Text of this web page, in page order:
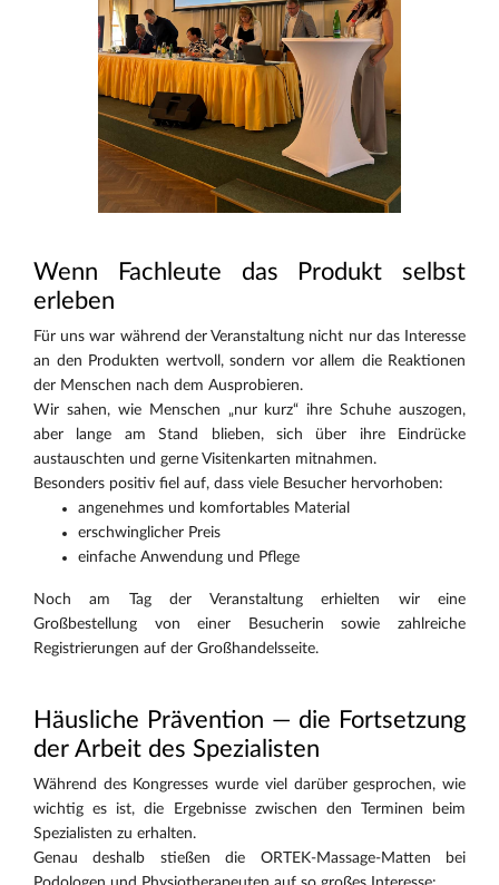
Wenn Fachleute das Produkt selbst
erleben
Für uns war während der Veranstaltung nicht nur das Interesse
an den Produkten wertvoll, sondern vor allem die Reaktionen
der Menschen nach dem Ausprobieren.
Wir sahen, wie Menschen „nur kurz“ ihre Schuhe auszogen,
aber lange am Stand blieben, sich über ihre Eindrücke
austauschten und gerne Visitenkarten mitnahmen.
Besonders positiv fiel auf, dass viele Besucher hervorhoben:
angenehmes und komfortables Material
erschwinglicher Preis
einfache Anwendung und Pflege
Noch am Tag der Veranstaltung erhielten wir eine
Großbestellung von einer Besucherin sowie zahlreiche
Registrierungen auf der Großhandelsseite.
Häusliche Prävention — die Fortsetzung
der Arbeit des Spezialisten
Während des Kongresses wurde viel darüber gesprochen, wie
wichtig es ist, die Ergebnisse zwischen den Terminen beim
Spezialisten zu erhalten.
Genau deshalb stießen die ORTEK-Massage-Matten bei